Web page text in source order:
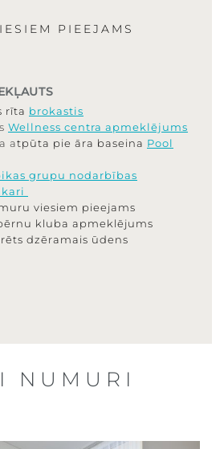
PIEEJAMS
rīta brokastis
Wellness centra apmeklējums
atpūta pie āra baseina Pool
grupu nodarbības
viesiem pieejams
kluba apmeklējums
dzēramais ūdens
NUMURI